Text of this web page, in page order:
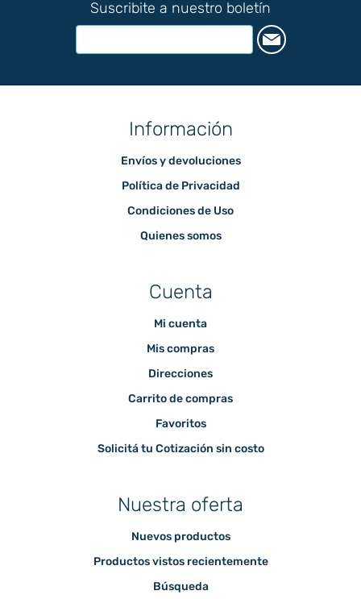
Suscribite a nuestro boletín
Información
Envíos y devoluciones
Política de Privacidad
Condiciones de Uso
Quienes somos
Cuenta
Mi cuenta
Mis compras
Direcciones
Carrito de compras
Favoritos
Solicitá tu Cotización sin costo
Nuestra oferta
Nuevos productos
Productos vistos recientemente
Búsqueda